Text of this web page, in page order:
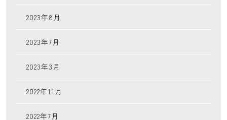
2023年8月
2023年7月
2023年3月
2022年11月
2022年7月